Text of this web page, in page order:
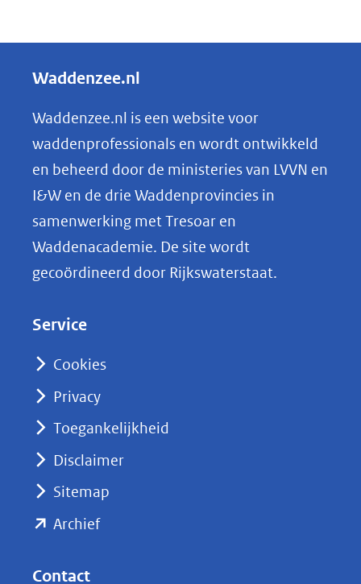
e
e
n
o
p
k
e
nieuw
naar
Waddenzee.nl
Waddenzee.nl is een website voor
waddenprofessionals en wordt ontwikkeld
en beheerd door de ministeries van LVVN en
I&W en de drie Waddenprovincies in
samenwerking met Tresoar en
Waddenacademie. De site wordt
gecoördineerd door Rijkswaterstaat.
Service
Cookies
Privacy
Toegankelijkheid
Disclaimer
Sitemap
Archief(opent
Contact